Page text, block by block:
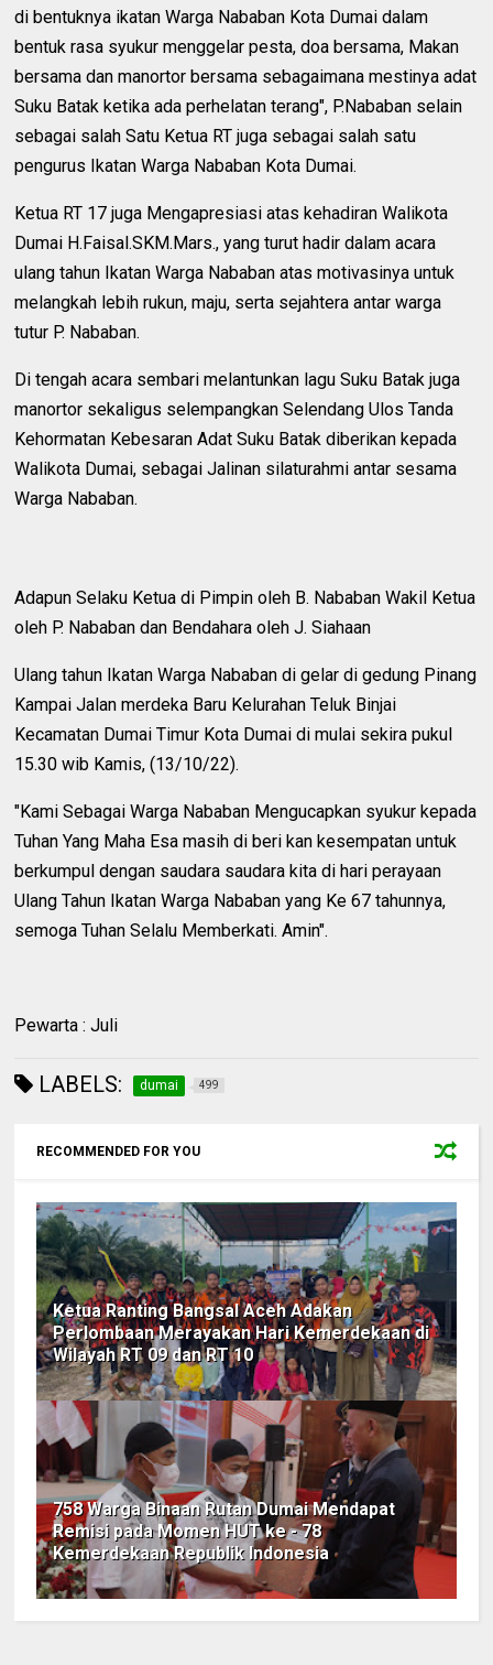
di bentuknya ikatan Warga Nababan Kota Dumai dalam
bentuk rasa syukur menggelar pesta, doa bersama, Makan
bersama dan manortor bersama sebagaimana mestinya adat
Suku Batak ketika ada perhelatan terang", P.Nababan selain
sebagai salah Satu Ketua RT juga sebagai salah satu
pengurus Ikatan Warga Nababan Kota Dumai.
Ketua RT 17 juga Mengapresiasi atas kehadiran Walikota
Dumai H.Faisal.SKM.Mars., yang turut hadir dalam acara
ulang tahun Ikatan Warga Nababan atas motivasinya untuk
melangkah lebih rukun, maju, serta sejahtera antar warga
tutur P. Nababan.
Di tengah acara sembari melantunkan lagu Suku Batak juga
manortor sekaligus selempangkan Selendang Ulos Tanda
Kehormatan Kebesaran Adat Suku Batak diberikan kepada
Walikota Dumai, sebagai Jalinan silaturahmi antar sesama
Warga Nababan.
Adapun Selaku Ketua di Pimpin oleh B. Nababan Wakil Ketua
oleh P. Nababan dan Bendahara oleh J. Siahaan
Ulang tahun Ikatan Warga Nababan di gelar di gedung Pinang
Kampai Jalan merdeka Baru Kelurahan Teluk Binjai
Kecamatan Dumai Timur Kota Dumai di mulai sekira pukul
15.30 wib Kamis, (13/10/22).
"Kami Sebagai Warga Nababan Mengucapkan syukur kepada
Tuhan Yang Maha Esa masih di beri kan kesempatan untuk
berkumpul dengan saudara saudara kita di hari perayaan
Ulang Tahun Ikatan Warga Nababan yang Ke 67 tahunnya,
semoga Tuhan Selalu Memberkati. Amin".
Pewarta : Juli
LABELS: dumai 499
RECOMMENDED FOR YOU
Ketua Ranting Bangsal Aceh Adakan
Perlombaan Merayakan Hari Kemerdekaan di
Wilayah RT 09 dan RT 10
758 Warga Binaan Rutan Dumai Mendapat
Remisi pada Momen HUT ke - 78
Kemerdekaan Republik Indonesia